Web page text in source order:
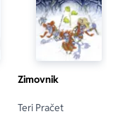
Zimovnik
Teri Pračet